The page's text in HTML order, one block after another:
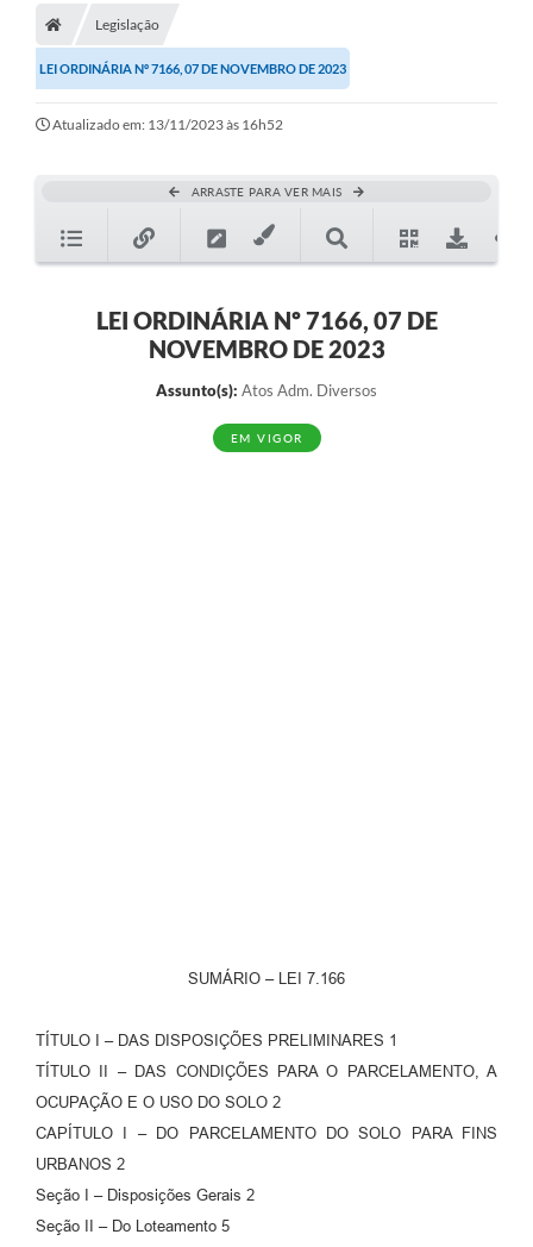
Legislação
LEI ORDINÁRIA Nº 7166, 07 DE NOVEMBRO DE 2023
Atualizado em: 13/11/2023 às 16h52
ARRASTE PARA VER MAIS
LEI ORDINÁRIA Nº 7166, 07 DE
NOVEMBRO DE 2023
Assunto(s): Atos Adm. Diversos
EM VIGOR
SUMÁRIO – LEI 7.166
TÍTULO I – DAS DISPOSIÇÕES PRELIMINARES 1
TÍTULO II – DAS CONDIÇÕES PARA O PARCELAMENTO, A
OCUPAÇÃO E O USO DO SOLO 2
CAPÍTULO I – DO PARCELAMENTO DO SOLO PARA FINS
URBANOS 2
Seção I – Disposições Gerais 2
Seção II – Do Loteamento 5